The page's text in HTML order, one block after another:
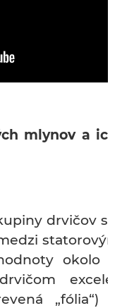
mlynov a
drvičov s
okolo
„fólia“)